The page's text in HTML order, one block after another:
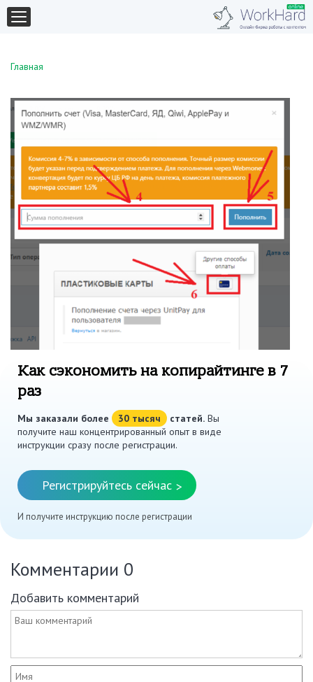
Главная
Как сэкономить на копирайтинге в 7
раз
Мы заказали более 30 тысяч статей. Вы
получите наш концентрированный опыт в виде
инструкции сразу после регистрации.
Регистрируйтесь сейчас >
И получите инструкцию после регистрации
Комментарии 0
Добавить комментарий